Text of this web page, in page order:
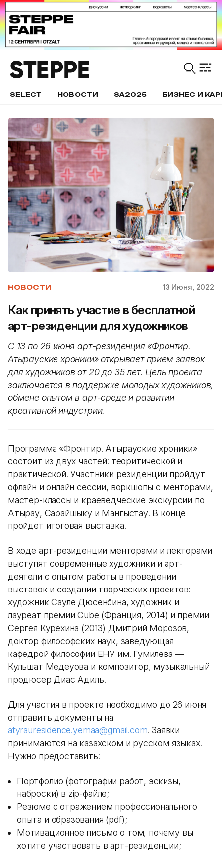
SELECT НОВОСТИ SA2025 БИЗНЕС И
НОВОСТИ 13 Июня, 2022
Как принять участие в бесплатной
арт-резиденции для художников
С 13 по 26 июня арт-резиденция «Фронтир.
Атырауские хроники» открывает прием заявок
для художников от 20 до 35 лет. Цель проекта
заключается в поддержке молодых художников,
обмене опытом в арт-среде и развитии
креативной индустрии.
Программа «Фронтир. Атырауские хроники»
состоит из двух частей: теоритической и
практической. Участники резиденции пройдут
офлайн и онлайн сессии, воркшопы с менторами,
мастер-классы и краеведческие экскурсии по
Атырау, Сарайшыку и Мангыстау. В конце
пройдет итоговая выставка.
В ходе арт-резиденции менторами и лекторами
выступят современные художники и арт-
деятели с опытом работы в проведении
выставок и создании творческих проектов:
художник Сауле Дюсенбина, художник и
лауреат премии Cube (Франция, 2014) и премии
Сергея Курёхина (2013) Дмитрий Морозов,
доктор философских наук, заведующая
кафедрой философии ЕНУ им. Гумилева —
Кульшат Медеуова и композитор, музыкальный
продюсер Диас Адиль.
Для участия в проекте необходимо до 26 июня
отправить документы на
atyrauresidence.yemaa@gmail.com. Заявки
принимаются на казахском и русском языках.
Нужно предоставить:
Портфолио (фотографии работ, эскизы,
наброски) в zip-файле;
Резюме с отражением профессионального
опыта и образования (pdf);
Мотивационное письмо о том, почему вы
хотите участвовать в арт-резиденции;